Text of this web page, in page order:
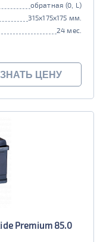
обратная (0, L)
315x175x175 мм.
24 мес.
ЦЕНУ
Premium 85.0